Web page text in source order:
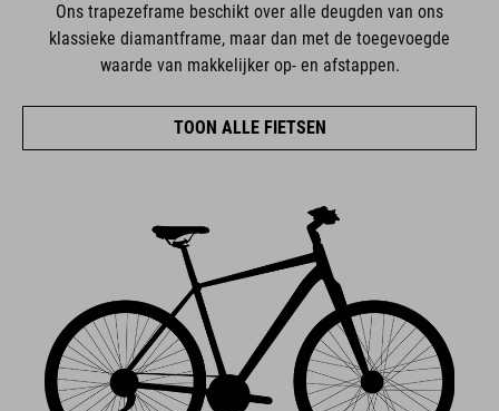
Ons trapezeframe beschikt over alle deugden van ons
klassieke diamantframe, maar dan met de toegevoegde
waarde van makkelijker op- en afstappen.
TOON ALLE FIETSEN